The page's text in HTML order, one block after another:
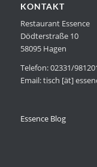
KONTAKT
Restaurant Essence
Dödterstraße 10
58095 Hagen
Telefon: 02331/
Email: tisch [ät]
Essence Blog